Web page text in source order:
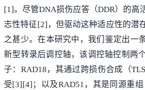
[1]。尽管DNA损伤应答（DDR）的高
志性特征[2]，但驱动这种适应性的潜
之甚少。在本研究中，我们鉴定出一
新型转录后调控轴，该调控轴控制两
子：RAD18，其通过跨损伤合成（
受[3][4]；以及RAD51，其是同源重